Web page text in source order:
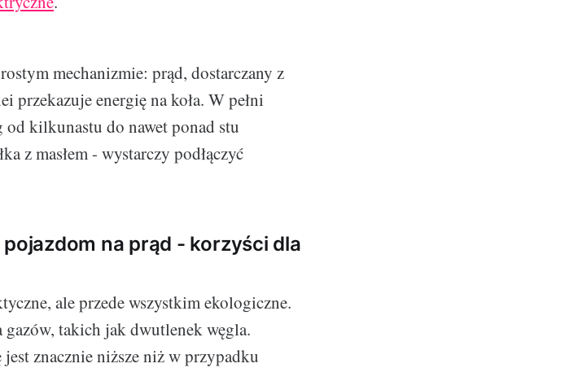
mechanizmie: prąd, dostarczany z
energię na koła. W pełni
od kilkunastu do nawet ponad stu
z masłem - wystarczy podłączyć
na prąd - korzyści dla
ale przede wszystkim ekologiczne.
takich jak dwutlenek węgla.
znacznie niższe niż w przypadku